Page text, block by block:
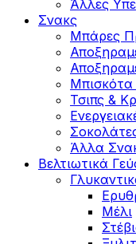
Άλλες
Σνακς
Μπάρες
Τσιπς &
Άλλα
Βελτιωτικά
Μέλι